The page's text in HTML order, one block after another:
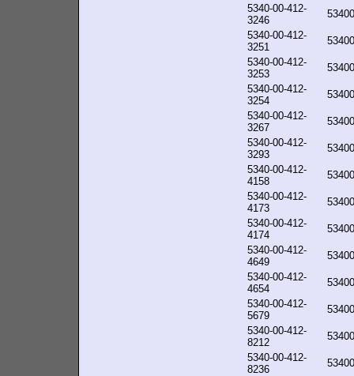
5340-00-412-
3246
5340-00-412-
3251
5340-00-412-
3253
5340-00-412-
3254
5340-00-412-
3267
5340-00-412-
3293
5340-00-412-
4158
5340-00-412-
4173
5340-00-412-
4174
5340-00-412-
4649
5340-00-412-
4654
5340-00-412-
5679
5340-00-412-
8212
5340-00-412-
8236